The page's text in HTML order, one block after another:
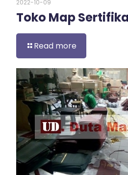
2022-10-09
Toko Map
Read more